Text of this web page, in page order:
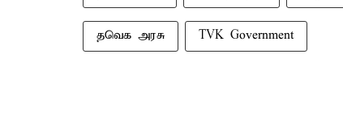
தவெக அரசு TVK Government